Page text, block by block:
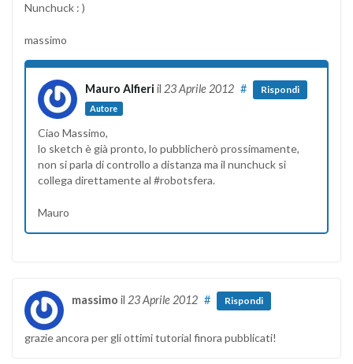
Nunchuck : )
massimo
Mauro Alfieri il 23 Aprile 2012
Autore
# Rispondi
Ciao Massimo,
lo sketch è già pronto, lo pubblicherò prossimamente,
non si parla di controllo a distanza ma il nunchuck si
collega direttamente al #robotsfera.
Mauro
massimo il 23 Aprile 2012 # Rispondi
grazie ancora per gli ottimi tutorial finora pubblicati!